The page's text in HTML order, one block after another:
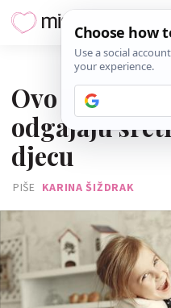
Ovo je 5
odgajaju
djecu
PIŠE KARINA ŠIŽDRAK